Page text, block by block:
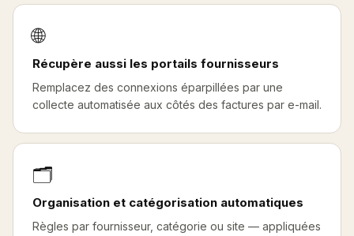
🌐
Récupère aussi les portails fournisseurs
Remplacez des connexions éparpillées par une
collecte automatisée aux côtés des factures par e-mail.
🗂️
Organisation et catégorisation automatiques
Règles par fournisseur, catégorie ou site — appliquées